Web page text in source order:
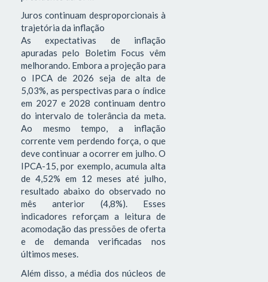
Juros continuam desproporcionais à
trajetória da inflação
As expectativas de inflação
apuradas pelo Boletim Focus vêm
melhorando. Embora a projeção para
o IPCA de 2026 seja de alta de
5,03%, as perspectivas para o índice
em 2027 e 2028 continuam dentro
do intervalo de tolerância da meta.
Ao mesmo tempo, a inflação
corrente vem perdendo força, o que
deve continuar a ocorrer em julho. O
IPCA-15, por exemplo, acumula alta
de 4,52% em 12 meses até julho,
resultado abaixo do observado no
mês anterior (4,8%). Esses
indicadores reforçam a leitura de
acomodação das pressões de oferta
e de demanda verificadas nos
últimos meses.
Além disso, a média dos núcleos de